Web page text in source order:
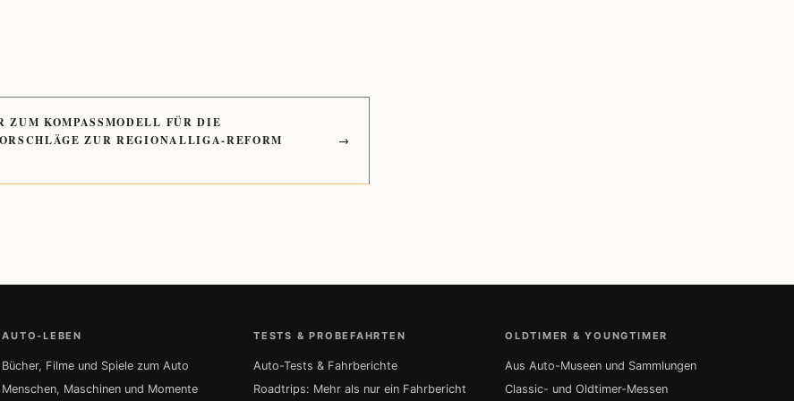
ZUM KOMPASSMODELL FÜR DIE
ZUR REGIONALLIGA-REFORM
→
AUTO-LEBEN
Bücher, Filme und Spiele zum Auto
Menschen, Maschinen und Momente
TESTS & PROBEFAHRTEN
Auto-Tests & Fahrberichte
Roadtrips: Mehr als nur ein Fahrbericht
OLDTIMER & YOUNGTIMER
Aus Auto-Museen und Sammlungen
Classic- und Oldtimer-Messen